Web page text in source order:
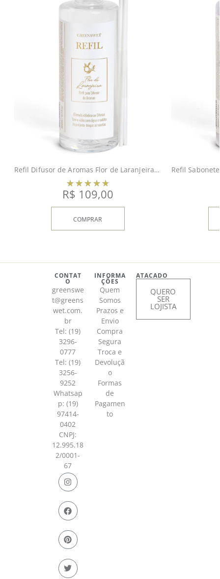
Refil Difusor de Aromas Flor de Laranjeira 300ml
R$ 109,00
COMPRAR
CONTAT
O
greenswe
t@greens
wet.com.
br
Tel: (19)
3296-
0777
Tel: (19)
3256-
9252
Whatsap
p: (19)
97414-
0402
CNPJ:
12.995.18
2/0001-
67
INFORMA
ÇÕES
Quem
Somos
Prazos e
Envio
Compra
Segura
Troca e
Devoluçã
o
Formas
de
Pagamen
to
ATACADO
QUERO
SER
LOJISTA